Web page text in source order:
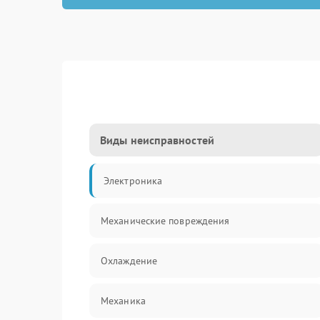
Виды неисправностей
Электроника
Механические повреждения
Охлаждение
Механика